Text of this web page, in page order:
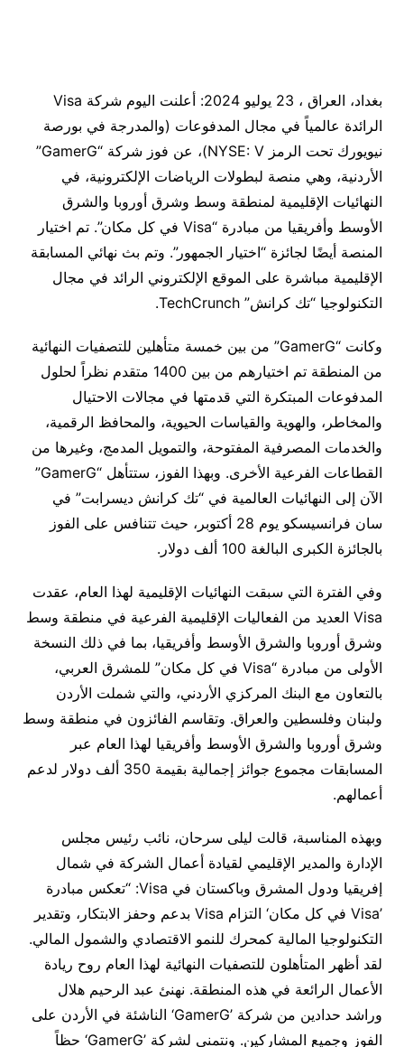
بغداد، العراق ، 23 يوليو 2024: أعلنت اليوم شركة Visa
الرائدة عالمياً في مجال المدفوعات (والمدرجة في بورصة
نيويورك تحت الرمز NYSE: V)، عن فوز شركة “GamerG”
الأردنية، وهي منصة لبطولات الرياضات الإلكترونية، في
النهائيات الإقليمية لمنطقة وسط وشرق أوروبا والشرق
الأوسط وأفريقيا من مبادرة “Visa في كل مكان”. تم اختيار
المنصة أيضًا لجائزة “اختيار الجمهور”. وتم بث نهائي المسابقة
الإقليمية مباشرة على الموقع الإلكتروني الرائد في مجال
التكنولوجيا “تك كرانش” TechCrunch.
وكانت “GamerG” من بين خمسة متأهلين للتصفيات النهائية
من المنطقة تم اختيارهم من بين 1400 متقدم نظراً لحلول
المدفوعات المبتكرة التي قدمتها في مجالات الاحتيال
والمخاطر، والهوية والقياسات الحيوية، والمحافظ الرقمية،
والخدمات المصرفية المفتوحة، والتمويل المدمج، وغيرها من
القطاعات الفرعية الأخرى. وبهذا الفوز، ستتأهل “GamerG”
الآن إلى النهائيات العالمية في “تك كرانش ديسرابت” في
سان فرانسيسكو يوم 28 أكتوبر، حيث تتنافس على الفوز
بالجائزة الكبرى البالغة 100 ألف دولار.
وفي الفترة التي سبقت النهائيات الإقليمية لهذا العام، عقدت
Visa العديد من الفعاليات الإقليمية الفرعية في منطقة وسط
وشرق أوروبا والشرق الأوسط وأفريقيا، بما في ذلك النسخة
الأولى من مبادرة “Visa في كل مكان” للمشرق العربي،
بالتعاون مع البنك المركزي الأردني، والتي شملت الأردن
ولبنان وفلسطين والعراق. وتقاسم الفائزون في منطقة وسط
وشرق أوروبا والشرق الأوسط وأفريقيا لهذا العام عبر
المسابقات مجموع جوائز إجمالية بقيمة 350 ألف دولار لدعم
أعمالهم.
وبهذه المناسبة، قالت ليلى سرحان، نائب رئيس مجلس
الإدارة والمدير الإقليمي لقيادة أعمال الشركة في شمال
إفريقيا ودول المشرق وباكستان في Visa: “تعكس مبادرة
’Visa في كل مكان‘ التزام Visa بدعم وحفز الابتكار، وتقدير
التكنولوجيا المالية كمحرك للنمو الاقتصادي والشمول المالي.
لقد أظهر المتأهلون للتصفيات النهائية لهذا العام روح ريادة
الأعمال الرائعة في هذه المنطقة. نهنئ عبد الرحيم هلال
وراشد حدادين من شركة ’GamerG‘ الناشئة في الأردن على
الفوز وجميع المشاركين. ونتمنى لشركة ’GamerG‘ حظاً